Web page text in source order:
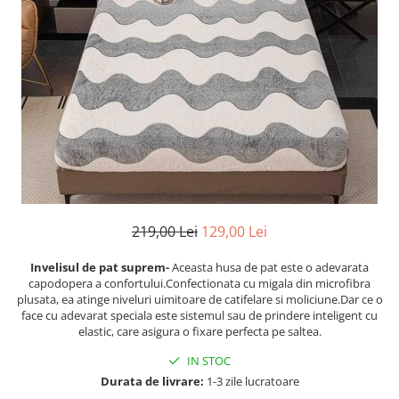
Cearceaf cu elastic
Cearceaf normal
Lenjerii De Pat Creponate
Lenjerii De Pat Bumbac Poplin 2
Persoane
Lenjerii De Pat Bumbac Poplin,
Matlasate, 2 Persoane
Lenjerii De Pat Bumbac Satinat 2
Persoane
2 Persoane
Lenjerii De Pat Jacquard
Lenjerii De Pat Catifea
Set Lenjerie De Pat Blana
219,00 Lei 129,00 Lei
Invelisul de pat suprem-Aceasta husa de pat este o adevarata
capodopera a confortului.Confectionata cu migala din microfibra
plusata, ea atinge niveluri uimitoare de catifelare si moliciune.Dar ce o
face cu adevarat speciala este sistemul sau de prindere inteligent cu
elastic, care asigura o fixare perfecta pe saltea.
IN STOC
Durata de livrare: 1-3 zile lucratoare